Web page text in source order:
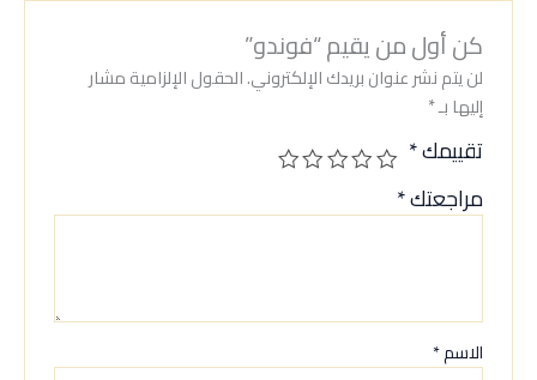
كن أول من يقيم “فوندو”
لن يتم نشر عنوان بريدك الإلكتروني.الحقول الإلزامية مشار
إليها بـ*
تقييمك*
مراجعتك*
الاسم*